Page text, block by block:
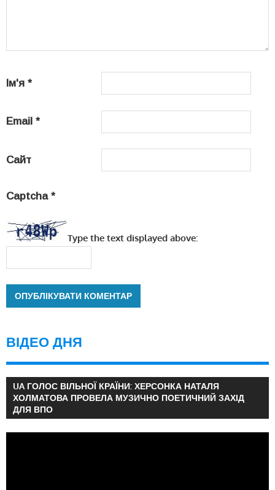
Ім'я *
Email *
Сайт
Captcha *
Type the text displayed above:
ВІДЕО ДНЯ
UA ГОЛОС ВІЛЬНОЇ КРАЇНИ: ХЕРСОНКА НАТАЛЯ
ХОЛМАТОВА ПРОВЕЛА МУЗИЧНО ПОЕТИЧНИЙ ЗАХІД
ДЛЯ ВПО